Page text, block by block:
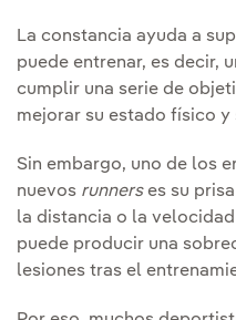
La constancia ayuda a
puede entrenar, es decir,
cumplir una serie de
mejorar su estado físico y
Sin embargo, uno de los
nuevos runnerses su prisa
la distancia o la
puede producir una
lesiones tras el